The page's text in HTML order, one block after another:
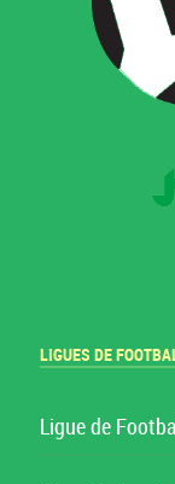
LIGUES DE
Ligue de